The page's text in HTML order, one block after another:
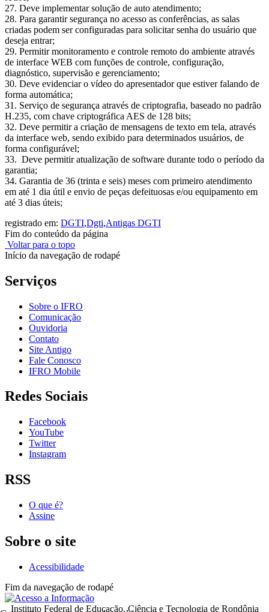
27. Deve implementar solução de auto atendimento;
28. Para garantir segurança no acesso as conferências, as salas
criadas podem ser configuradas para solicitar senha do usuário que
deseja entrar;
29. Permitir monitoramento e controle remoto do ambiente através
de interface WEB com funções de controle, configuração,
diagnóstico, supervisão e gerenciamento;
30. Deve evidenciar o vídeo do apresentador que estiver falando de
forma automática;
31. Serviço de segurança através de criptografia, baseado no padrão
H.235, com chave criptográfica AES de 128 bits;
32. Deve permitir a criação de mensagens de texto em tela, através
da interface web, sendo exibido para determinados usuários, de
forma configurável;
33. Deve permitir atualização de software durante todo o período da
garantia;
34. Garantia de 36 (trinta e seis) meses com primeiro atendimento
em até 1 dia útil e envio de peças defeituosas e/ou equipamento em
até 3 dias úteis;
registrado em: DGTI,Dgti,Antigas DGTI
Fim do conteúdo da página
Voltar para o topo
Início da navegação de rodapé
Serviços
Sobre o IFRO
Comunicação
Ouvidoria
Contato
Site Antigo
Fale Conosco
IFRO Mobile
Redes Sociais
Facebook
YouTube
Twitter
Instagram
RSS
O que é?
Assine
Sobre o site
Acessibilidade
Fim da navegação de rodapé
Instituto Federal de Educação, Ciência e Tecnologia de Rondônia